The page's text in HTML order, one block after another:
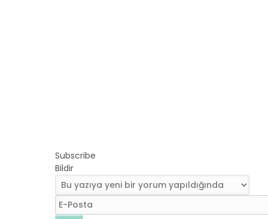
Subscribe
Bildir